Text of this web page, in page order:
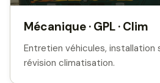
Mécanique · GPL · Clim
Entretien véhicules, installation
révision climatisation.